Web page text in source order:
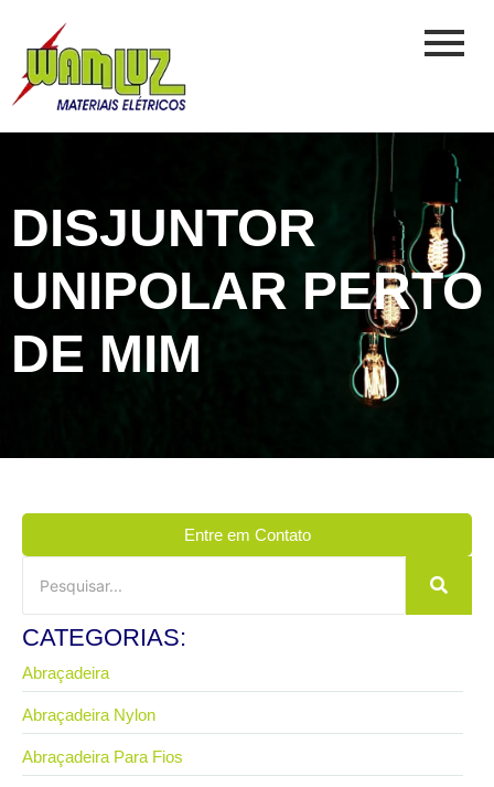
DISJUNTOR
UNIPOLAR PERTO
DE MIM
Entre em Contato
CATEGORIAS:
Abraçadeira
Abraçadeira Nylon
Abraçadeira Para Fios